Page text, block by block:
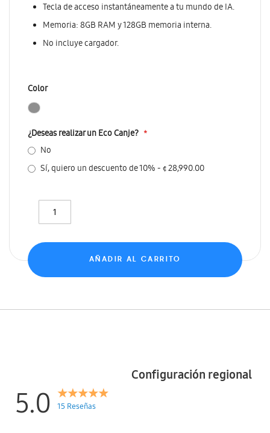
Tecla de acceso instantáneamente a tu mundo de IA.
Memoria: 8GB RAM y 128GB memoria interna.
No incluye cargador.
Color
¿Deseas realizar un Eco Canje?
No
Sí, quiero un descuento de 10%-¢ 28,990.00
AÑADIR AL CARRITO
Configuración regional
5.0 15 Reseñas